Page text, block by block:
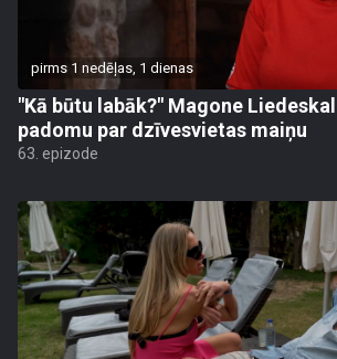
pirms 1 nedēļas, 1 dienas
"Kā būtu labāk?" Magone
padomu par dzīvesvietas maiņu
63. epizode